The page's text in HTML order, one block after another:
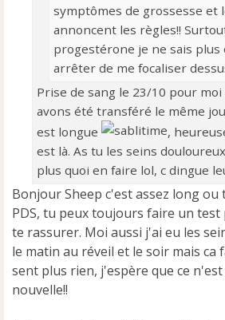
symptômes de grossesse et
annoncent les règles!!
progestérone je ne sais plus
arrêter de me focaliser
Prise de sang le 23/10 pour
avons été transféré le même
est longue
,
est là. As tu les seins
plus quoi en faire lol, c dingue
Bonjour Sheep c'est assez long ou
PDS, tu peux toujours faire un test
te rassurer. Moi aussi j'ai eu les
le matin au réveil et le soir mais ca
sent plus rien, j'espère que ce
nouvelle!!